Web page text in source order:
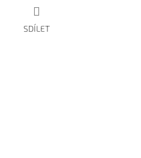
SDÍLET